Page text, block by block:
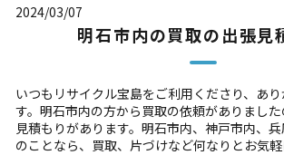
2024/03/07
明石市内の買取の出張見
いつもリサイクル宝島をご利用くださり、あ
す。明石市内の方から買取の依頼がありまし
見積もりがあります。明石市内、神戸市内、
のことなら、買取、片づけなど何なりとお気